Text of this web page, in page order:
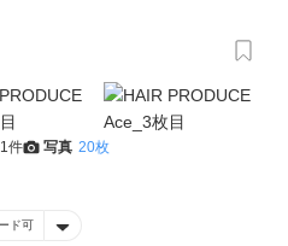
1件 写真 20枚
ド可